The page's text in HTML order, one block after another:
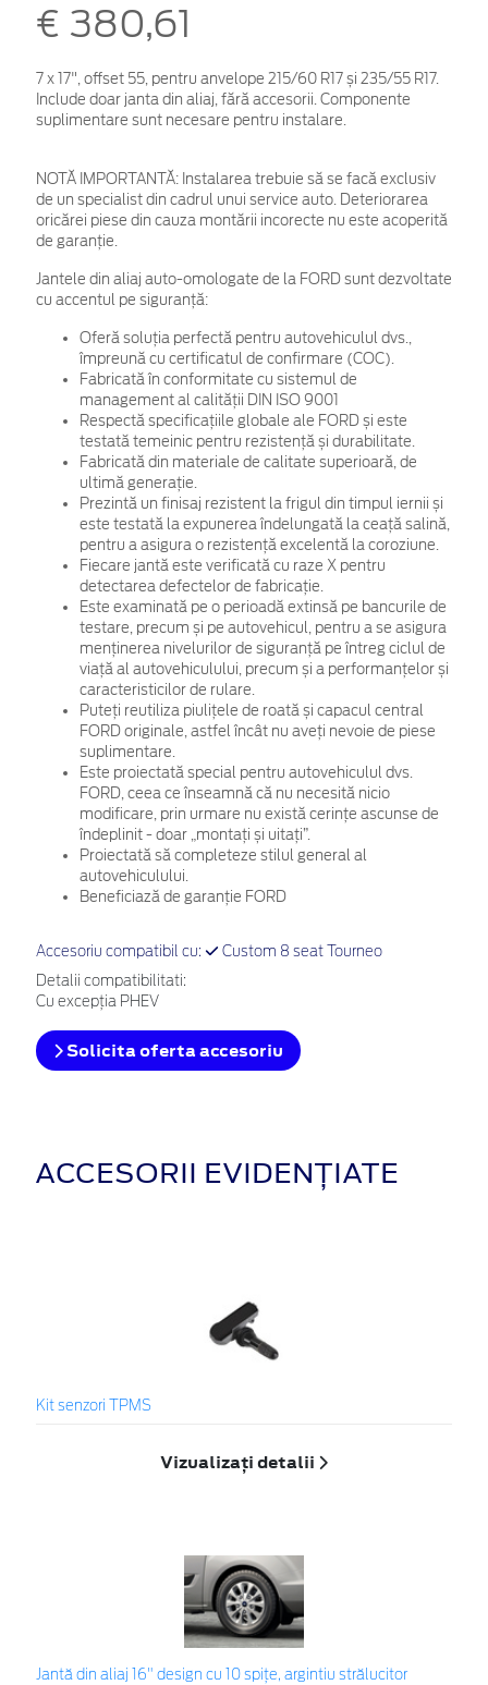
€ 380,61
7 x 17", offset 55, pentru anvelope 215/60 R17 și 235/55 R17.
Include doar janta din aliaj, fără accesorii. Componente
suplimentare sunt necesare pentru instalare.
NOTĂ IMPORTANTĂ: Instalarea trebuie să se facă exclusiv
de un specialist din cadrul unui service auto. Deteriorarea
oricărei piese din cauza montării incorecte nu este acoperită
de garanţie.
Jantele din aliaj auto-omologate de la FORD sunt dezvoltate
cu accentul pe siguranță:
Oferă soluția perfectă pentru autovehiculul dvs.,
împreună cu certificatul de confirmare (COC).
Fabricată în conformitate cu sistemul de
management al calității DIN ISO 9001
Respectă specificațiile globale ale FORD și este
testată temeinic pentru rezistență și durabilitate.
Fabricată din materiale de calitate superioară, de
ultimă generație.
Prezintă un finisaj rezistent la frigul din timpul iernii și
este testată la expunerea îndelungată la ceață salină,
pentru a asigura o rezistență excelentă la coroziune.
Fiecare jantă este verificată cu raze X pentru
detectarea defectelor de fabricație.
Este examinată pe o perioadă extinsă pe bancurile de
testare, precum și pe autovehicul, pentru a se asigura
menținerea nivelurilor de siguranță pe întreg ciclul de
viață al autovehiculului, precum și a performanțelor și
caracteristicilor de rulare.
Puteți reutiliza piulițele de roată și capacul central
FORD originale, astfel încât nu aveți nevoie de piese
suplimentare.
Este proiectată special pentru autovehiculul dvs.
FORD, ceea ce înseamnă că nu necesită nicio
modificare, prin urmare nu există cerințe ascunse de
îndeplinit - doar „montați și uitați”.
Proiectată să completeze stilul general al
autovehiculului.
Beneficiază de garanție FORD
Accesoriu compatibil cu: Custom 8 seat Tourneo
Detalii compatibilitati:
Cu excepția PHEV
Solicita oferta accesoriu
ACCESORII EVIDENȚIATE
Kit senzori TPMS
Vizualizați detalii
Jantă din aliaj 16" design cu 10 spițe, argintiu strălucitor